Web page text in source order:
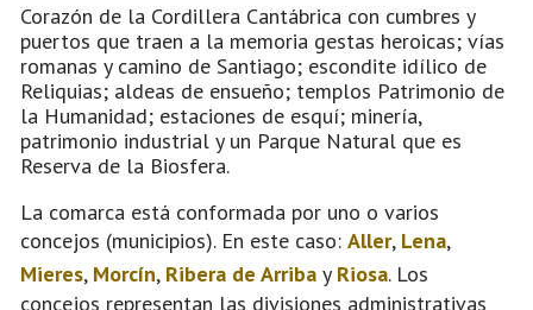
Corazón de la Cordillera Cantábrica con cumbres y
puertos que traen a la memoria gestas heroicas; vías
romanas y camino de Santiago; escondite idílico de
Reliquias; aldeas de ensueño; templos Patrimonio de
la Humanidad; estaciones de esquí; minería,
patrimonio industrial y un Parque Natural que es
Reserva de la Biosfera.
La comarca está conformada por uno o varios
concejos (municipios). En este caso: Aller, Lena,
Mieres, Morcín, Ribera de Arriba y Riosa. Los
concejos representan las divisiones administrativas